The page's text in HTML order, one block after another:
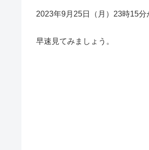
2023年9月25日（月）23時15
早速見てみましょう。